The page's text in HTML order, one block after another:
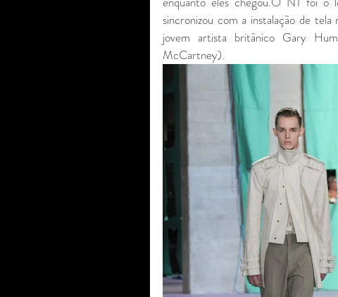
sincronizou com a instalação de
jovem artista britânico Gary
McCartney).